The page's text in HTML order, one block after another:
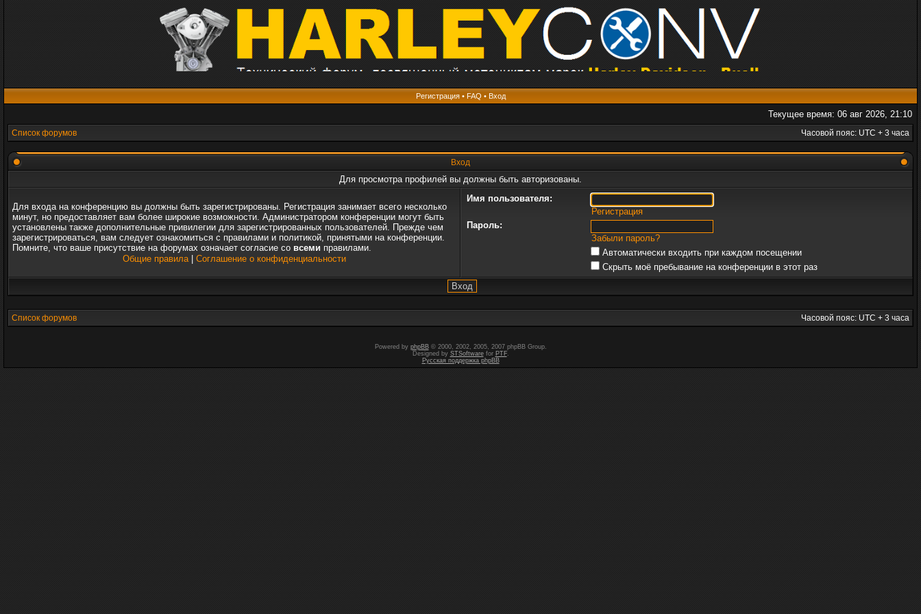
Регистрация• FAQ • Вход
Текущее время: 06 авг 2026, 21:10
Список форумов Часовой пояс: UTC + 3 часа
Вход
Для просмотра профилей вы должны быть авторизованы.
Для входа на конференцию вы должны быть зарегистрированы. Регистрация занимает всего несколько
минут, но предоставляет вам более широкие возможности. Администратором конференции могут быть
установлены также дополнительные привилегии для зарегистрированных пользователей. Прежде чем
зарегистрироваться, вам следует ознакомиться с правилами и политикой, принятыми на конференции.
Помните, что ваше присутствие на форумах означает согласие со всеми правилами.
Общие правила| Соглашение о конфиденциальности
Имя пользователя:
Регистрация
Пароль:
Забыли пароль?
Автоматически входить при каждом посещении
Скрыть моё пребывание на конференции в этот раз
Список форумов Часовой пояс: UTC + 3 часа
Powered by phpBB© 2000, 2002, 2005, 2007 phpBB Group.
Designed by STSoftwarefor PTF.
Русская поддержка phpBB